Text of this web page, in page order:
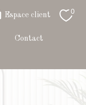
Espace client 0
contact